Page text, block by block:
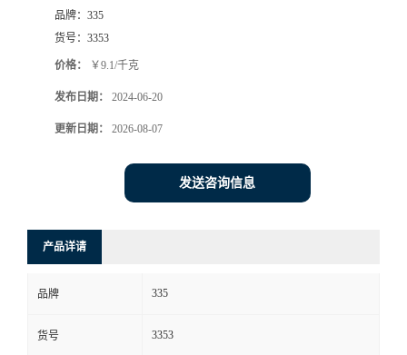
品牌： 335
货号： 3353
价格： ￥9.1/千克
发布日期： 2024-06-20
更新日期： 2026-08-07
发送咨询信息
产品详请
品牌 335
货号 3353